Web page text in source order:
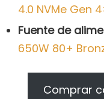
4.0 NVMe Gen
Fuente de
650W 80+
Comprar